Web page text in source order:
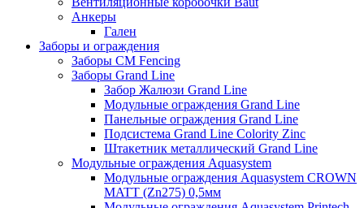
Анкеры
Гален
Заборы и ограждения
Заборы CM Fencing
Заборы Grand Line
Забор Жалюзи Grand Line
Модульные ограждения Grand Line
Панельные ограждения Grand Line
Подсистема Grand Line Colority Zinc
Штакетник металлический Grand Line
Модульные ограждения Aquasystem
Модульные ограждения Aquasystem CROWN
MATT (Zn275) 0,5мм